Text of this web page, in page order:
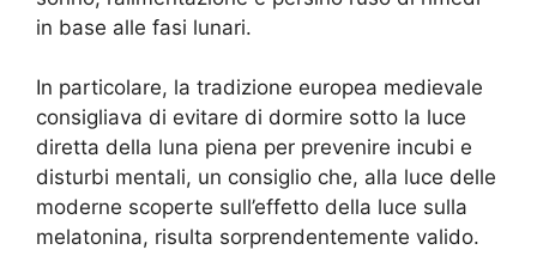
in base alle fasi lunari.
In particolare, la tradizione europea medievale
consigliava di evitare di dormire sotto la luce
diretta della luna piena per prevenire incubi e
disturbi mentali, un consiglio che, alla luce delle
moderne scoperte sull’effetto della luce sulla
melatonina, risulta sorprendentemente valido.